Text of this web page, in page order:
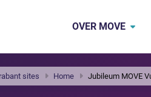
OVER MOVE
sites Home Jubileum MOVE